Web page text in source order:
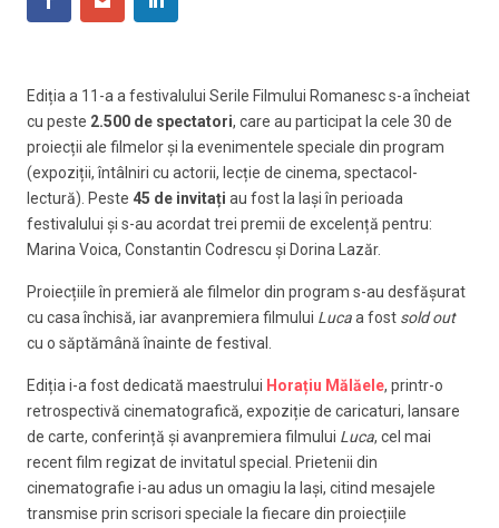
Ediția a 11-a a festivalului Serile Filmului Romanesc s-a încheiat
cu peste 2.500 de spectatori, care au participat la cele 30 de
proiecții ale filmelor și la evenimentele speciale din program
(expoziții, întâlniri cu actorii, lecție de cinema, spectacol-
lectură). Peste 45 de invitați au fost la Iași în perioada
festivalului și s-au acordat trei premii de excelență pentru:
Marina Voica, Constantin Codrescu și Dorina Lazăr.
Proiecțiile în premieră ale filmelor din program s-au desfășurat
cu casa închisă, iar avanpremiera filmului Lucaa fost sold out
cu o săptămână înainte de festival.
Ediția i-a fost dedicată maestrului Horațiu Mălăele, printr-o
retrospectivă cinematografică, expoziție de caricaturi, lansare
de carte, conferință și avanpremiera filmului Luca, cel mai
recent film regizat de invitatul special. Prietenii din
cinematografie i-au adus un omagiu la Iași, citind mesajele
transmise prin scrisori speciale la fiecare din proiecțiile